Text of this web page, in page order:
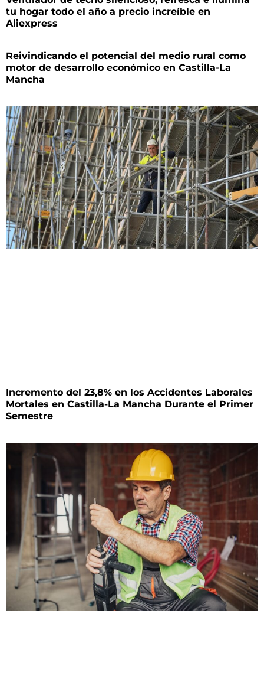
tu hogar todo el año a precio increíble en
Aliexpress
Reivindicando el potencial del medio rural como
motor de desarrollo económico en Castilla-La
Mancha
Incremento del 23,8% en los Accidentes Laborales
Mortales en Castilla-La Mancha Durante el Primer
Semestre